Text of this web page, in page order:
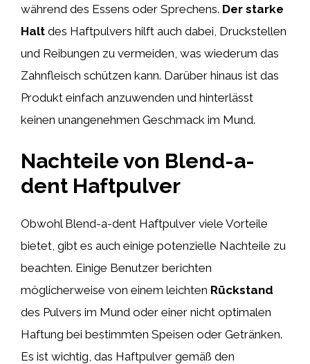
während des Essens oder Sprechens. Der starke
Halt des Haftpulvers hilft auch dabei, Druckstellen
und Reibungen zu vermeiden, was wiederum das
Zahnfleisch schützen kann. Darüber hinaus ist das
Produkt einfach anzuwenden und hinterlässt
keinen unangenehmen Geschmack im Mund.
Nachteile von Blend-a-
dent Haftpulver
Obwohl Blend-a-dent Haftpulver viele Vorteile
bietet, gibt es auch einige potenzielle Nachteile zu
beachten. Einige Benutzer berichten
möglicherweise von einem leichten Rückstand
des Pulvers im Mund oder einer nicht optimalen
Haftung bei bestimmten Speisen oder Getränken.
Es ist wichtig, das Haftpulver gemäß den